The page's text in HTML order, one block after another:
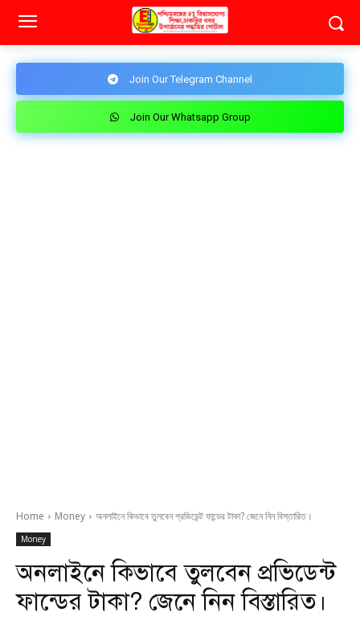
Join Our Telegram Channel
Join Our Whatsapp Group
Home Money অনলাইনে কিভাবে তুলবেন প্রভিডেন্ট ফান্ডের টাকা? জেনে নিন বিস্তারিত।
Money
অনলাইনে কিভাবে তুলবেন প্রভিডেন্ট
ফান্ডের টাকা? জেনে নিন বিস্তারিত।